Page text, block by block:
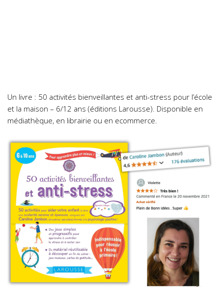
Un livre : 50 activités bienveillantes et anti-stress pour l’école
et la maison – 6/12 ans (éditions Larousse). Disponible en
médiathèque, en librairie ou en ecommerce.